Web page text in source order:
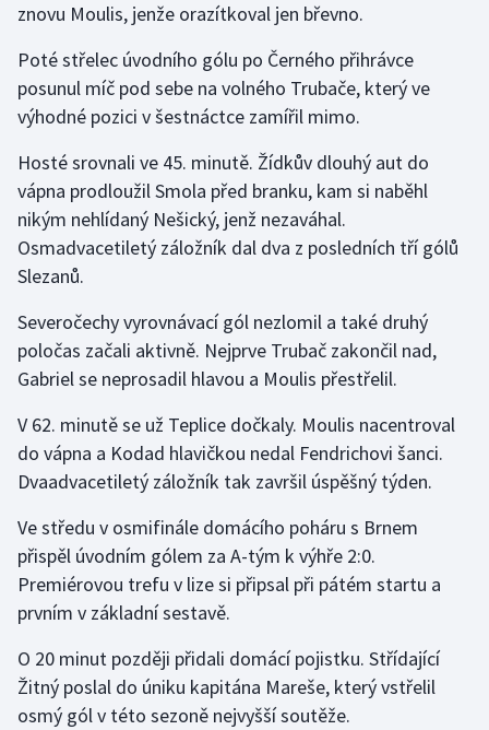
Moderní pětiboj
Motorsport
Olympijské hry
Parasport
Plavání
Plážový volejbal
Ragby
Rychlobruslení
Rychlostní kanoistika
Short track
Sportovní střelba
Stolní tenis
Triatlon
Veslování
znovu Moulis, jenže orazítkoval jen břevno.
Poté střelec úvodního gólu po Černého přihrávce
posunul míč pod sebe na volného Trubače, který ve
výhodné pozici v šestnáctce zamířil mimo.
Hosté srovnali ve 45. minutě. Žídkův dlouhý aut do
vápna prodloužil Smola před branku, kam si naběhl
nikým nehlídaný Nešický, jenž nezaváhal.
Osmadvacetiletý záložník dal dva z posledních tří gólů
Slezanů.
Severočechy vyrovnávací gól nezlomil a také druhý
poločas začali aktivně. Nejprve Trubač zakončil nad,
Gabriel se neprosadil hlavou a Moulis přestřelil.
V 62. minutě se už Teplice dočkaly. Moulis nacentroval
do vápna a Kodad hlavičkou nedal Fendrichovi šanci.
Dvaadvacetiletý záložník tak završil úspěšný týden.
Ve středu v osmifinále domácího poháru s Brnem
přispěl úvodním gólem za A-tým k výhře 2:0.
Premiérovou trefu v lize si připsal při pátém startu a
prvním v základní sestavě.
O 20 minut později přidali domácí pojistku. Střídající
Žitný poslal do úniku kapitána Mareše, který vstřelil
osmý gól v této sezoně nejvyšší soutěže.